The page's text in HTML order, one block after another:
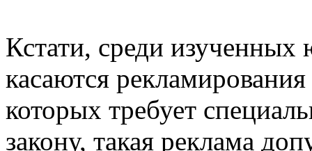
Кстати, среди изученных
касаются
которых требует
закону, такая реклама